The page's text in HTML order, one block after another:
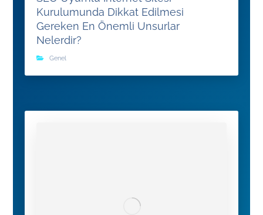
Kurulumunda Dikkat Edilmesi
Gereken En Önemli Unsurlar
Nelerdir?
Genel